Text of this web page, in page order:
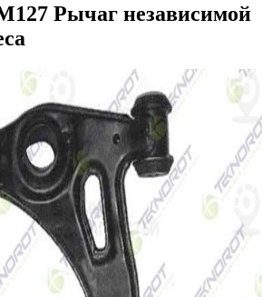
Рычаг независимой